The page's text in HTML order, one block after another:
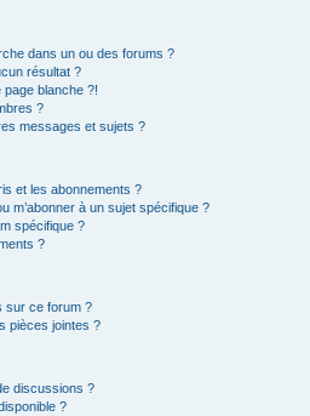
dans un ou des forums ?
résultat ?
blanche ?!
?
messages et sujets ?
et les abonnements ?
m’abonner à un sujet spécifique ?
spécifique ?
?
sur ce forum ?
pièces jointes ?
discussions ?
?